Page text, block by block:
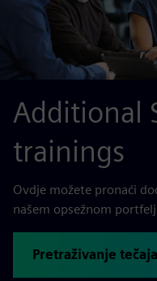
Additional
trainings
Ovdje možete pronaći
našem opsežnom
Pretraživanje tečaja